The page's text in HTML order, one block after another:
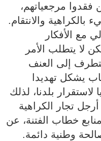
فقدوا مرجعياتهم،
والانتقام.
مع الأفكار
لا يتطلب الأمر
إلى العنف
يشكل تهديدا
بلدنا، لذلك
تجار الكراهية
خطاب الفتنة، عن
وطنية دائمة.